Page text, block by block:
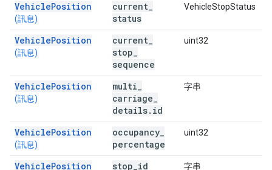
VehiclePosition
(訊息)
current
status
VehicleStopStatus
VehiclePosition
(訊息)
current
stop
sequence
uint32
VehiclePosition
(訊息)
multi
carriage
details. id
字串
VehiclePosition
(訊息)
occupancy
percentage
uint32
VehiclePosition stop id 字串